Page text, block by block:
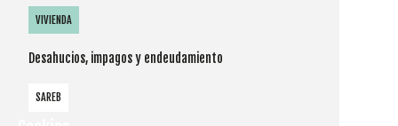
VIVIENDA
Desahucios, impagos y endeudamiento
SAREB